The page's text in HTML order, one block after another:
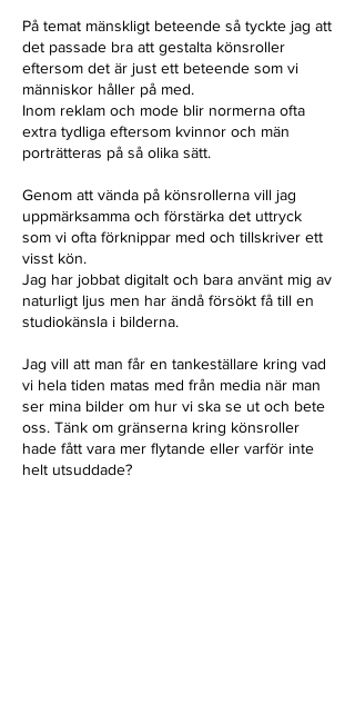
På temat mänskligt beteende så tyckte jag att
det passade bra att gestalta könsroller
eftersom det är just ett beteende som vi
människor håller på med.
Inom reklam och mode blir normerna ofta
extra tydliga eftersom kvinnor och män
porträtteras på så olika sätt.
Genom att vända på könsrollerna vill jag
uppmärksamma och förstärka det uttryck
som vi ofta förknippar med och tillskriver ett
visst kön.
Jag har jobbat digitalt och bara använt mig av
naturligt ljus men har ändå försökt få till en
studiokänsla i bilderna.
Jag vill att man får en tankeställare kring vad
vi hela tiden matas med från media när man
ser mina bilder om hur vi ska se ut och bete
oss. Tänk om gränserna kring könsroller
hade fått vara mer flytande eller varför inte
helt utsuddade?